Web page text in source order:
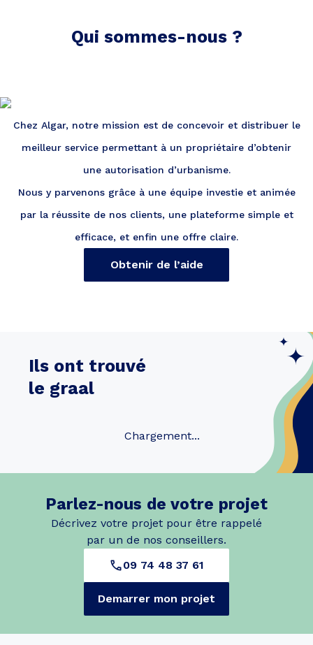
Qui sommes-nous ?
Chez Algar, notre mission est de concevoir et distribuer le
meilleur service permettant à un propriétaire d’obtenir
une autorisation d’urbanisme.
Nous y parvenons grâce à une équipe investie et animée
par la réussite de nos clients, une plateforme simple et
efficace, et enfin une offre claire.
Obtenir de l’aide
Ils ont trouvé
le graal
Chargement...
Parlez-nous de votre projet
Décrivez votre projet pour être rappelé
par un de nos conseillers.
09 74 48 37 61
Demarrer mon projet